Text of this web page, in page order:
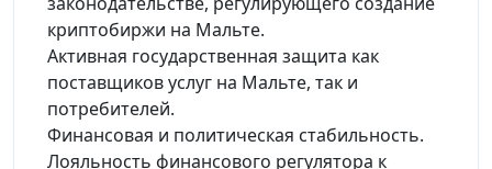
криптобиржи на Мальте.
Активная государственная защита как
поставщиков услуг на Мальте, так и
потребителей.
Финансовая и политическая стабильность.
Лояльность финансового регулятора к